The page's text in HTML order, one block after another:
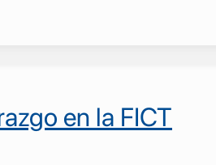
en la FICT